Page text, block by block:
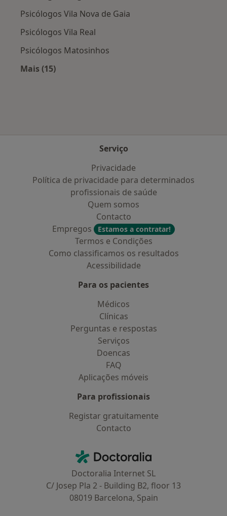
Psicólogos Vila Nova de Gaia
Psicólogos Vila Real
Psicólogos Matosinhos
Mais (15)
Serviço
Privacidade
Política de privacidade para determinados
profissionais de saúde
Quem somos
Contacto
Empregos
Estamos a contratar!
Termos e Condições
Como classificamos os resultados
Acessibilidade
Para os pacientes
Médicos
Clínicas
Perguntas e respostas
Serviços
Doencas
FAQ
Aplicações móveis
Para profissionais
Registar gratuitamente
Contacto
Doctoralia - Homepage
Doctoralia Internet SL
C/ Josep Pla 2 - Building B2, floor 13
08019 Barcelona, Spain